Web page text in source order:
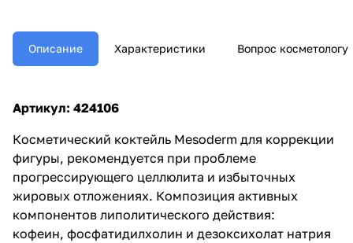
Описание Характеристики Вопрос косметологу
Артикул: 424106
Косметический коктейль Mesoderm для коррекции
фигуры, рекомендуется при проблеме
прогрессирующего целлюлита и избыточных
жировых отложениях. Композиция активных
компонентов липолитического действия:
кофеин, фосфатидилхолин и дезоксихолат натрия